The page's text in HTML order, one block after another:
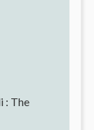
: The